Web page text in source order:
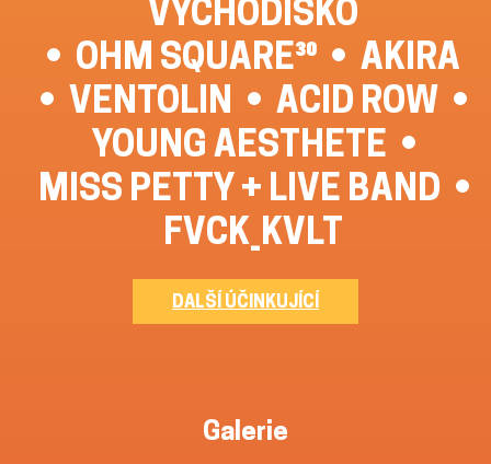
VÝCHODISKO
OHM SQUARE³⁰
AKIRA
VENTOLIN
ACID ROW
YOUNG AESTHETE
MISS PETTY + LIVE BAND
FVCK_KVLT
DALŠÍ ÚČINKUJÍCÍ
Galerie